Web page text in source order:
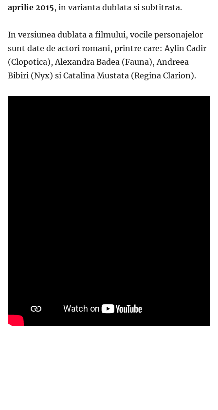
aprilie 2015, in varianta dublata si subtitrata.
In versiunea dublata a filmului, vocile personajelor
sunt date de actori romani, printre care:Aylin Cadir
(Clopotica), Alexandra Badea (Fauna), Andreea
Bibiri (Nyx) si Catalina Mustata (Regina Clarion).